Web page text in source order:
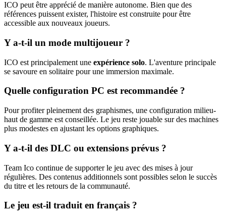
ICO peut être apprécié de manière autonome. Bien que des
références puissent exister, l'histoire est construite pour être
accessible aux nouveaux joueurs.
Y a-t-il un mode multijoueur ?
ICO est principalement une expérience solo. L'aventure principale
se savoure en solitaire pour une immersion maximale.
Quelle configuration PC est recommandée ?
Pour profiter pleinement des graphismes, une configuration milieu-
haut de gamme est conseillée. Le jeu reste jouable sur des machines
plus modestes en ajustant les options graphiques.
Y a-t-il des DLC ou extensions prévus ?
Team Ico continue de supporter le jeu avec des mises à jour
régulières. Des contenus additionnels sont possibles selon le succès
du titre et les retours de la communauté.
Le jeu est-il traduit en français ?